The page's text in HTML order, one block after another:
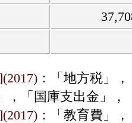
：「地方税」
，「国庫支出金」
：「教育費」